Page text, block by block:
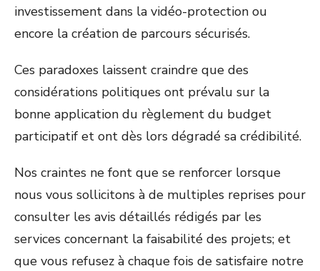
investissement dans la vidéo-protection ou
encore la création de parcours sécurisés.
Ces paradoxes laissent craindre que des
considérations politiques ont prévalu sur la
bonne application du règlement du budget
participatif et ont dès lors dégradé sa crédibilité.
Nos craintes ne font que se renforcer lorsque
nous vous sollicitons à de multiples reprises pour
consulter les avis détaillés rédigés par les
services concernant la faisabilité des projets; et
que vous refusez à chaque fois de satisfaire notre